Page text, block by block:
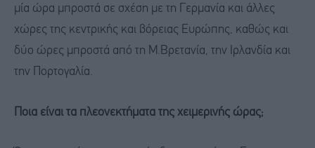
μία ώρα μπροστά σε σχέση με τη Γερμανία και άλλες
χώρες της κεντρικής και βόρειας Ευρώπης, καθώς και
δύο ώρες μπροστά από τη Μ.Βρετανία, την Ιρλανδία και
την Πορτογαλία.
Ποια είναι τα πλεονεκτήματα της χειμερινής ώρας;